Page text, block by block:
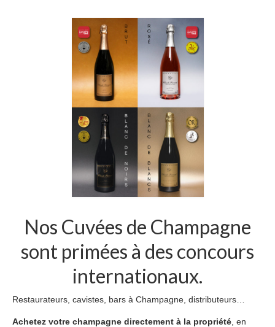
Nos Cuvées de Champagne
sont primées à des concours
internationaux.
Restaurateurs, cavistes, bars à Champagne, distributeurs…
Achetez votre champagne directement à la propriété , en